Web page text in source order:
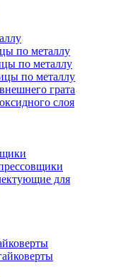
по металлу
по металлу
по металлу
грата
слоя
для